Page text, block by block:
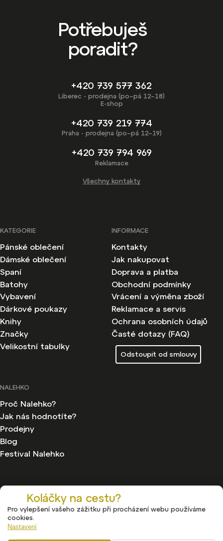
Koláčky na cestu?
Pro vylepšení vašeho zážitku při procházení webu používáme
cookies.
Nastavení
Potřebuješ
poradit?
+420 739 577 362
Liberec - prodejna (po–pá 12–18)
E-shop
+420 739 219 774
Praha - prodejna (po–pá 12–19)
+420 739 794 969
Reklamace
Všechny kontakty
KATEGORIE
Pánské oblečení
Dámské oblečení
Spaní
Batohy
Vybavení
Dárkové poukazy
Knihy
Značky
Velikostní tabulky
INFORMACE
Kontakty
Jak nakupovat
Doprava a platba
Obchodní podmínky
Vrácení a výměna zboží
Reklamace a servis
Ochrana osobních údajů
Časté dotazy (FAQ)
Odstoupit od smlouvy
NALEHKO
Proč Nalehko?
Jak nás hodnotíte?
Prodejny
Blog
Festival Nalehko
Copyright 2026
. Všechna práva vyhrazena.
Upravit nastavení cookies